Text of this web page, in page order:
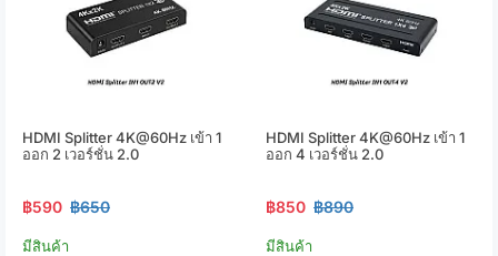
HDMI Splitter 4K@60Hz เข้า 1
ออก 2 เวอร์ชั่น 2.0
฿590 ฿650
มีสินค้า
HDMI Splitter 4K@60Hz เข้า 1
ออก 4 เวอร์ชั่น 2.0
฿850 ฿890
มีสินค้า